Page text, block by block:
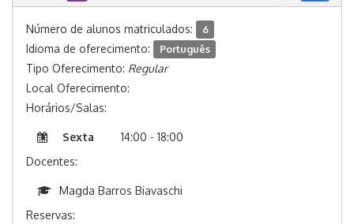
Número de alunos matriculados: 6
Idioma de oferecimento: Português
Tipo Oferecimento: Regular
Local Oferecimento:
Horários/Salas:
Sexta
14:00 - 18:00
Docentes:
Magda Barros Biavaschi
Reservas: